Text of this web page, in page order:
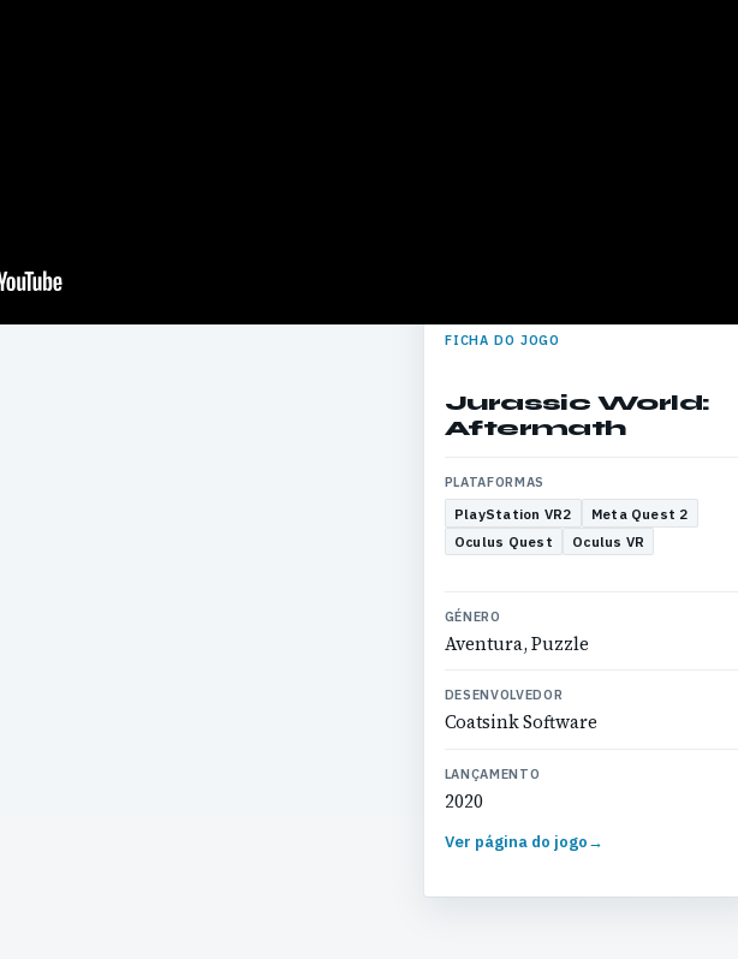
FICHA DO JOGO
Jurassic World:
Aftermath
PLATAFORMAS
PlayStation VR2
Meta Quest 2
Oculus Quest
Oculus VR
GÉNERO
Aventura, Puzzle
DESENVOLVEDOR
Coatsink Software
LANÇAMENTO
2020
Ver página do jogo→